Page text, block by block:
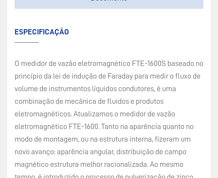
ESPECIFICAÇÃO
O medidor de vazão eletromagnético FTE-1600S baseado no
princípio da lei de indução de Faraday para medir o fluxo de
volume de instrumentos líquidos condutores, é uma
combinação de mecânica de fluidos e produtos
eletromagnéticos. Atualizamos o medidor de vazão
eletromagnético FTE-1600. Tanto na aparência quanto no
modo de montagem, ou na estrutura interna, fizeram um
novo avanço: aparência angular, distribuição de campo
magnético estrutura melhor racionalizada. Ao mesmo